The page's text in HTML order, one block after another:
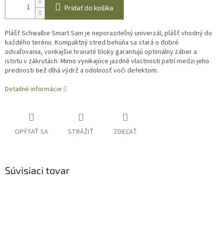
Pridať do košíka
Plášť Schwalbe Smart Sam je neporaziteľný univerzál, plášť vhodný do
každého terénu. Kompaktný stred behúňa sa stará o dobré
odvaľovania, vonkajšie hranaté bloky garantujú optimálny záber a
istotu v zákrutách. Mimo vynikajúce jazdné vlastnosti patrí medzi jeho
prednosti tiež dlhá výdrž a odolnosť voči defektom.
Detailné informácie
OPÝTAŤ SA STRÁŽIŤ ZDIEĽAŤ
Súvisiaci tovar